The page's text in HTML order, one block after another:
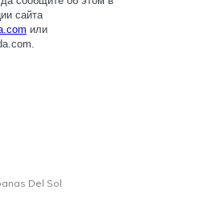
Del Sol